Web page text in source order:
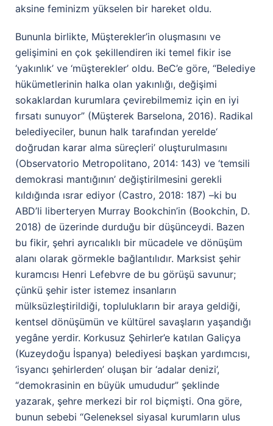
aksine feminizm yükselen bir hareket oldu.
Bununla birlikte, Müşterekler’in oluşmasını ve
gelişimini en çok şekillendiren iki temel fikir ise
‘yakınlık’ ve ‘müşterekler’ oldu. BeC’e göre, “Belediye
hükümetlerinin halka olan yakınlığı, değişimi
sokaklardan kurumlara çevirebilmemiz için en iyi
fırsatı sunuyor” (Müşterek Barselona, 2016). Radikal
belediyeciler, bunun halk tarafından yerelde‘
doğrudan karar alma süreçleri’ oluşturulmasını
(Observatorio Metropolitano, 2014: 143) ve ‘temsili
demokrasi mantığının’ değiştirilmesini gerekli
kıldığında ısrar ediyor (Castro, 2018: 187) –ki bu
ABD’li liberteryen Murray Bookchin’in (Bookchin, D.
2018) de üzerinde durduğu bir düşünceydi. Bazen
bu fikir, şehri ayrıcalıklı bir mücadele ve dönüşüm
alanı olarak görmekle bağlantılıdır. Marksist şehir
kuramcısı Henri Lefebvre de bu görüşü savunur;
çünkü şehir ister istemez insanların
mülksüzleştirildiği, toplulukların bir araya geldiği,
kentsel dönüşümün ve kültürel savaşların yaşandığı
yegâne yerdir. Korkusuz Şehirler’e katılan Galiçya
(Kuzeydoğu İspanya) belediyesi başkan yardımcısı,
‘isyancı şehirlerden’ oluşan bir ‘adalar denizi’,
“demokrasinin en büyük umududur” şeklinde
yazarak, şehre merkezi bir rol biçmişti. Ona göre,
bunun sebebi “Geleneksel siyasal kurumların ulus